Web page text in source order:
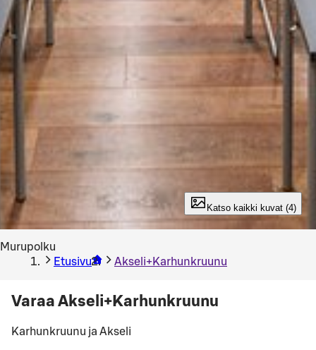
Katso kaikki kuvat (4)
Murupolku
Etusivu
Akseli+Karhunkruunu
Varaa Akseli+Karhunkruunu
Karhunkruunu ja Akseli